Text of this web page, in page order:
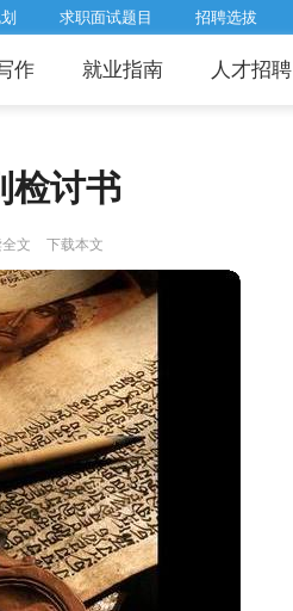
求职面试题目 招聘选拔
作 就业指南 人才招聘
检讨书
文 下载本文